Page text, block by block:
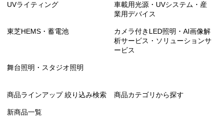
UVライティング
車載用光源・UVシステム・産
業用デバイス
東芝HEMS・蓄電池
カメラ付きLED照明・AI画像解
析サービス・ソリューションサ
ービス
舞台照明・スタジオ照明
商品ラインアップ 絞り込み検索 商品カテゴリから探す
新商品一覧